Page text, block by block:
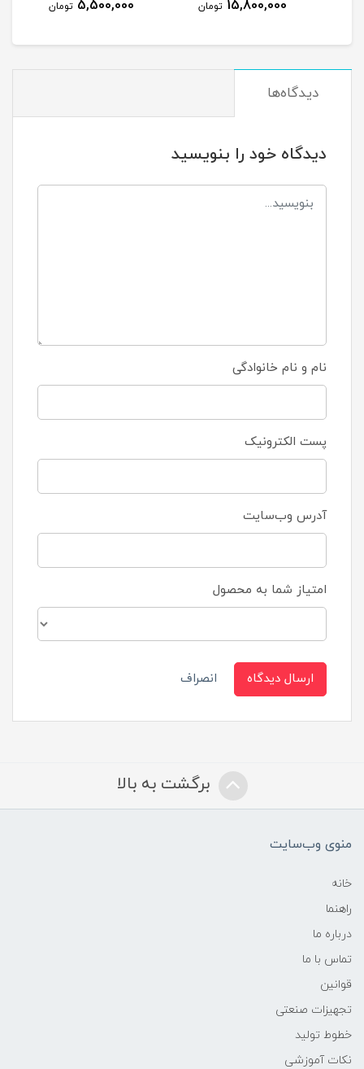
15,800,000 تومان 5,500,000 تومان
دیدگاه‌ها
دیدگاه خود را بنویسید
نام و نام خانوادگی
پست الکترونیک
آدرس وب‌سایت
امتیاز شما به محصول
ارسال دیدگاه انصراف
برگشت به بالا
منوی وب‌سایت
خانه
راهنما
درباره ما
تماس با ما
قوانین
تجهیزات صنعتی
خطوط تولید
نکات آموزشی